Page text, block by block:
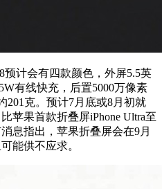
计会有四款颜色，外屏5.5英
有线快充，后置5000万像素
201克。预计7月底或8月初就
苹果首款折叠屏iPhone Ultra至
息指出，苹果折叠屏会在9月
能供不应求。